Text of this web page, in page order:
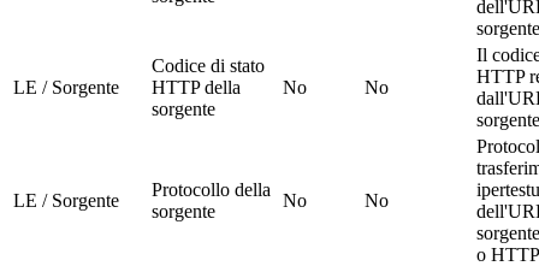
sorgente
LE / Sorgente
Codice di stato
HTTP della
sorgente
No No
Il
HTTP
sorgente
LE / Sorgente
Protocollo della
sorgente
No No
o